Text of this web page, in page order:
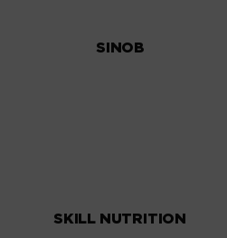
SINOB
SKILL NUTRITION